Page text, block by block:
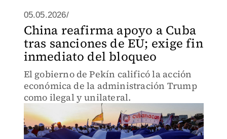
05.05.2026/
China reafirma apoyo a Cuba
tras sanciones de EU; exige fin
inmediato del bloqueo
El gobierno de Pekín calificó la acción
económica de la administración Trump
como ilegal y unilateral.